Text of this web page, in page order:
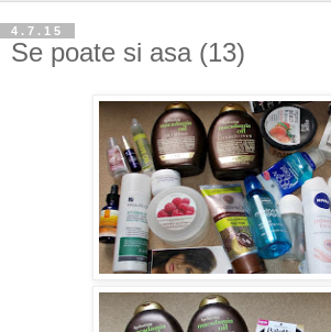
4.7.15
Se poate si asa (13)